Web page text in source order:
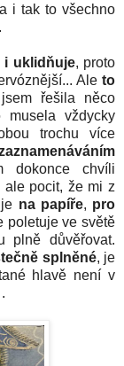
i tak to všechno
i uklidňuje, proto
Ale to
řešila něco
vždycky
trochu více
dokonce chvíli
ale pocit, že mi z
na papíře, pro
poletuje ve světě
plně důvěřovat.
splněné, je
hlavě není v